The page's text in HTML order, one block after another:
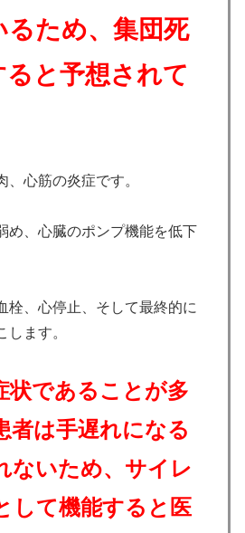
るため、集団死
と予想されて
心筋の炎症です。
め、心臓のポンプ機能を低下
栓、心停止、そして最終的に
します。
状であることが多
者は手遅れになる
ないため、サイレ
して機能すると医